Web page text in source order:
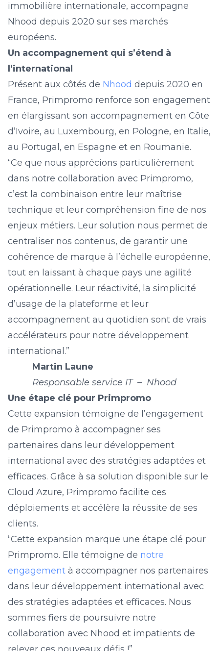
immobilière internationale, accompagne
Nhood depuis 2020 sur ses marchés
européens.
Un accompagnement qui s’étend à
l’international
Présent aux côtés de Nhood depuis 2020 en
France, Primpromo renforce son engagement
en élargissant son accompagnement en Côte
d’Ivoire, au Luxembourg, en Pologne, en Italie,
au Portugal, en Espagne et en Roumanie.
“Ce que nous apprécions particulièrement
dans notre collaboration avec Primpromo,
c’est la combinaison entre leur maîtrise
technique et leur compréhension fine de nos
enjeux métiers. Leur solution nous permet de
centraliser nos contenus, de garantir une
cohérence de marque à l’échelle européenne,
tout en laissant à chaque pays une agilité
opérationnelle. Leur réactivité, la simplicité
d’usage de la plateforme et leur
accompagnement au quotidien sont de vrais
accélérateurs pour notre développement
international.”
Martin Laune
Responsable service IT – Nhood
Une étape clé pour Primpromo
Cette expansion témoigne de l’engagement
de Primpromo à accompagner ses
partenaires dans leur développement
international avec des stratégies adaptées et
efficaces. Grâce à sa solution disponible sur le
Cloud Azure, Primpromo facilite ces
déploiements et accélère la réussite de ses
clients.
“Cette expansion marque une étape clé pour
Primpromo. Elle témoigne de notre
engagement à accompagner nos partenaires
dans leur développement international avec
des stratégies adaptées et efficaces. Nous
sommes fiers de poursuivre notre
collaboration avec Nhood et impatients de